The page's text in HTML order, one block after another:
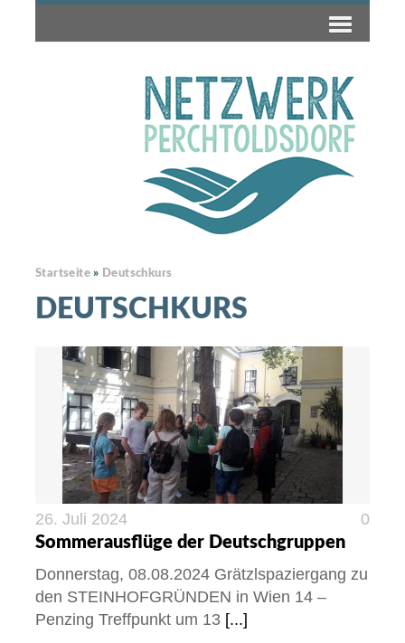
Startseite » Deutschkurs
DEUTSCHKURS
26. Juli 2024
0
Sommerausflüge der Deutschgruppen
Donnerstag, 08.08.2024 Grätzlspaziergang zu
den STEINHOFGRÜNDEN in Wien 14 –
Penzing Treffpunkt um 13 [...]